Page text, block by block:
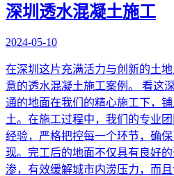
深圳透水混凝土施工
2024-05-10
在深圳这片充满活力与创新的土
意的透水混凝土施工案例。 看这
通的地面在我们的精心施工下，
土。在施工过程中，我们的专业
经验，严格把控每一个环节，确
现。完工后的地面不仅具有良好
渗，有效缓解城市内涝压力，而